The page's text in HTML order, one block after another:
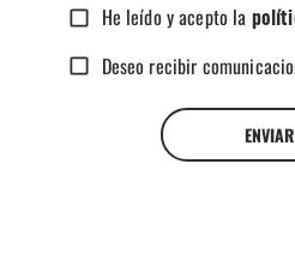
He leído y acepto la
Deseo recibir
ENVIAR